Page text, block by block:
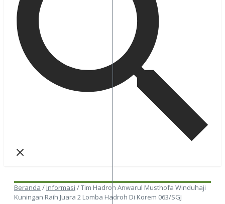
Beranda / Informasi /Tim Hadroh Anwarul Musthofa Winduhaji
Kuningan Raih Juara 2 Lomba Hadroh Di Korem 063/SGJ